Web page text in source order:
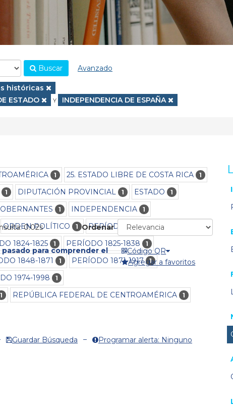
Buscar
Avanzado
históricas
filtro
ESTADO Y Eliminar filtro
INDEPENDENCIA DE ESPAÑA
1 25. ESTADO LIBRE DE COSTA RICA 1
1 DIPUTACIÓN PROVINCIAL 1 ESTADO 1
1 INDEPENDENCIA 1
ORDEN POLÍTICO 1 PERÍODO 1809-1821
1824-1825 1 PERÍODO 1825-1838 1
1848-1871 1 PERÍODO 1871-1917 1
1974-1998 1
1 REPÚBLICA FEDERAL DE CENTROAMÉRICA 1
0.02s Ordenar
para comprender el
Código QR
Agregar a favoritos
Guardar Búsqueda Programar alerta: Ninguno